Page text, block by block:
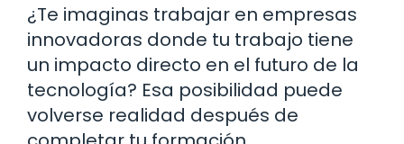
¿Te imaginas trabajar en empresas
innovadoras donde tu trabajo tiene
un impacto directo en el futuro de la
tecnología? Esa posibilidad puede
volverse realidad después de